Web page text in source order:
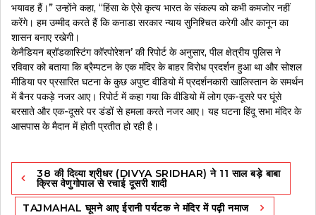
भयावह हैं।” उन्होंने कहा, “हिंसा के ऐसे कृत्य भारत के संकल्प को कभी कमजोर नहीं
करेंगे। हम उम्मीद करते हैं कि कनाडा सरकार न्याय सुनिश्चित करेगी और कानून का
शासन बनाए रखेगी।
केनैडियन ब्रॉडकास्टिंग कॉरपोरेशन’ की रिपोर्ट के अनुसार, पील क्षेत्रीय पुलिस ने
रविवार को बताया कि ब्रैम्पटन के एक मंदिर के बाहर विरोध प्रदर्शन हुआ था और सोशल
मीडिया पर प्रसारित घटना के कुछ अपुष्ट वीडियो में प्रदर्शनकारी खालिस्तान के समर्थन
में बैनर पकड़े नजर आए। रिपोर्ट में कहा गया कि वीडियो में लोग एक-दूसरे पर घूंसे
बरसाते और एक-दूसरे पर डंडों से हमला करते नजर आए। यह घटना हिंदू सभा मंदिर के
आसपास के मैदान में होती प्रतीत हो रही है।
Post
navigation
38 की दिव्या श्रीधर (DIVYA SRIDHAR) ने 11 साल बड़े बाबा
क्रिस वेणुगोपाल से रचाई दूसरी शादी
TAJMAHAL घूमने आए ईरानी पर्यटक ने मंदिर में पढ़ी नमाज